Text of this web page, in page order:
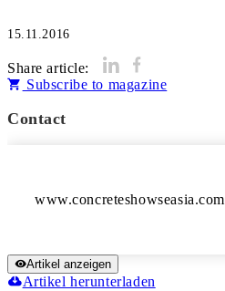
15.11.2016
Share article:
Subscribe to magazine
Contact
www.concreteshowseasia.com
Artikel anzeigen
Artikel herunterladen